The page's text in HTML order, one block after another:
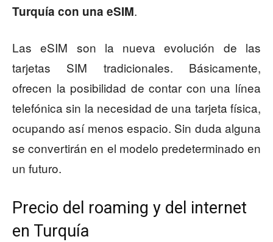
Turquía con una eSIM.
Las eSIM son la nueva evolución de las
tarjetas SIM tradicionales. Básicamente,
ofrecen la posibilidad de contar con una línea
telefónica sin la necesidad de una tarjeta física,
ocupando así menos espacio. Sin duda alguna
se convertirán en el modelo predeterminado en
un futuro.
Precio del roaming y del internet
en Turquía